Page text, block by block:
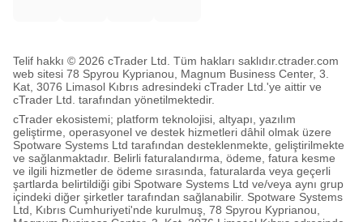
Telif hakkı © 2026 cTrader Ltd. Tüm hakları saklıdır.ctrader.com
web sitesi 78 Spyrou Kyprianou, Magnum Business Center, 3.
Kat, 3076 Limasol Kıbrıs adresindeki cTrader Ltd.'ye aittir ve
cTrader Ltd. tarafından yönetilmektedir.
cTrader ekosistemi; platform teknolojisi, altyapı, yazılım
geliştirme, operasyonel ve destek hizmetleri dâhil olmak üzere
Spotware Systems Ltd tarafından desteklenmekte, geliştirilmekte
ve sağlanmaktadır. Belirli faturalandırma, ödeme, fatura kesme
ve ilgili hizmetler de ödeme sırasında, faturalarda veya geçerli
şartlarda belirtildiği gibi Spotware Systems Ltd ve/veya aynı grup
içindeki diğer şirketler tarafından sağlanabilir. Spotware Systems
Ltd, Kıbrıs Cumhuriyeti'nde kurulmuş, 78 Spyrou Kyprianou,